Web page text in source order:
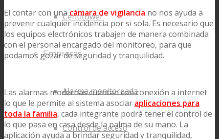
Centitower
Empresas
Alarma monitoreada
Control de acceso
El contar con unacámara de vigilancia no nos ayuda a
prevenir cualquier incidencia por si sola. Es necesario que
los equipos electrónicos trabajen de manera combinada
con el personal encargado del monitoreo, para que
podamos gozar de seguridad y tranquilidad.
Las alarmas modernas cuentan con conexión a internet
lo que le permite al sistema asociar aplicaciones para
toda la familia, cada integrante podrá tener el control de
lo que pasa en casa desde la palma de su mano. La
aplicación ayuda a brindar seguridad y tranquilidad,